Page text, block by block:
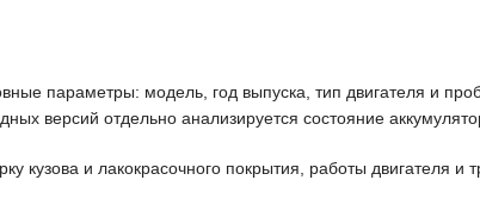
параметры: модель, год выпуска, тип двигателя и
версий отдельно анализируется состояние
кузова и лакокрасочного покрытия, работы двигателя